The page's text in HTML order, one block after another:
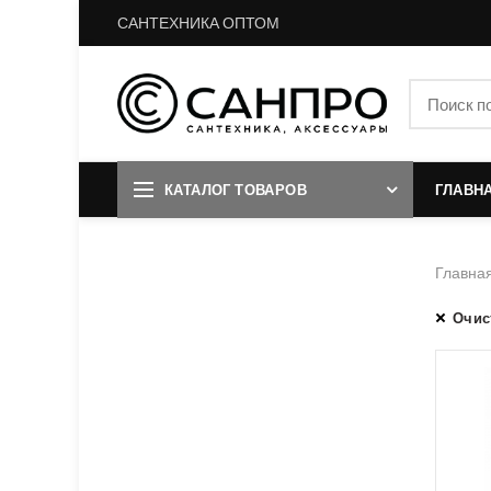
САНТЕХНИКА ОПТОМ
КАТАЛОГ ТОВАРОВ